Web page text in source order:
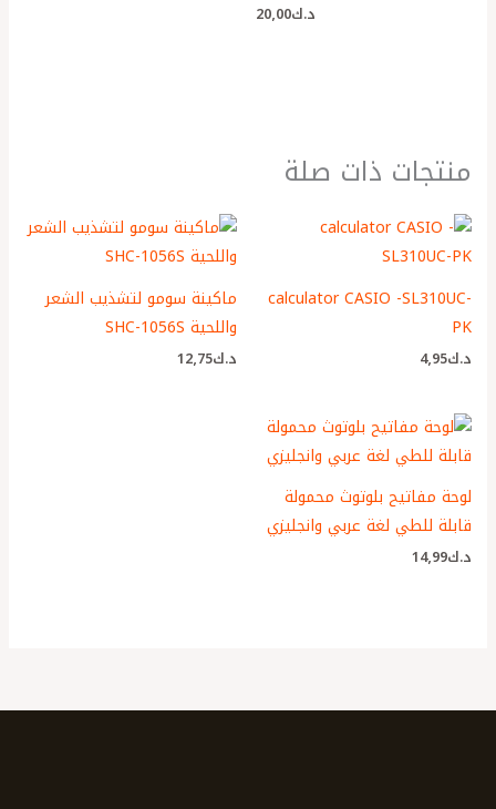
د.ك20٫00
منتجات ذات صلة
calculator CASIO -SL310UC-
PK
د.ك4٫95
ماكينة سومو لتشذيب الشعر
واللحية SHC-1056S
د.ك12٫75
لوحة مفاتيح بلوتوث محمولة
قابلة للطي لغة عربي وانجليزي
د.ك14٫99